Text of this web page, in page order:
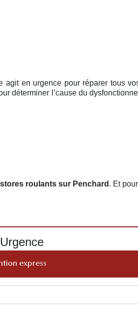
agit en urgence pour réparer tous
déterminer l’cause du
stores roulants sur Penchard . Et
express